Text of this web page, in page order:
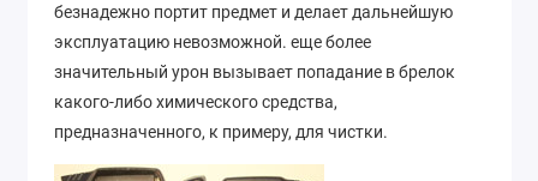
безнадежно портит предмет и делает дальнейшую
эксплуатацию невозможной. еще более
значительный урон вызывает попадание в брелок
какого-либо химического средства,
предназначенного, к примеру, для чистки.